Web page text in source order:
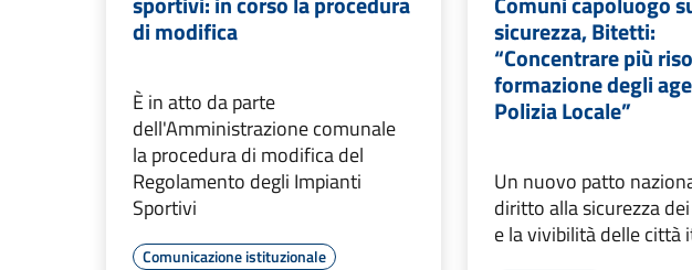
di modifica
È in atto da parte
dell'Amministrazione comunale
la procedura di modifica del
Regolamento degli Impianti
Sportivi
Comunicazione istituzionale
sicurezza, Bitetti:
“Concentrare più
formazione degli
Polizia Locale”
Un nuovo patto
diritto alla sicurezza
e la vivibilità delle città